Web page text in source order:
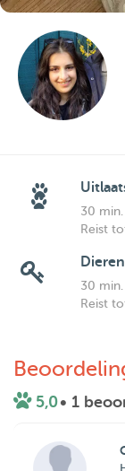
30
Reist
30
Reist
5,0• 1